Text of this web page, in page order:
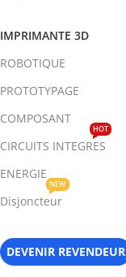
IMPRIMANTE 3D
ROBOTIQUE
PROTOTYPAGE
COMPOSANT
CIRCUITS INTEGRES
HOT
ENERGIE
Disjoncteur
NEW
DEVENIR REVENDEUR